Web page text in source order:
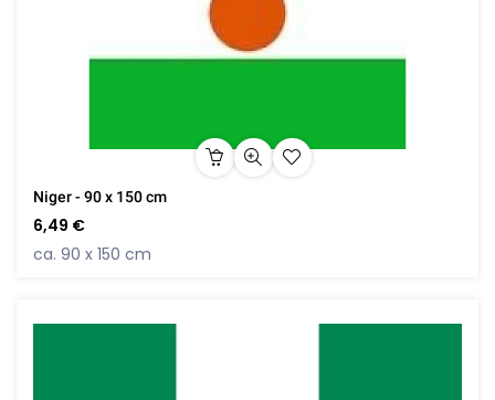
Niger - 90 x 150 cm
6,49 €
ca. 90 x 150 cm